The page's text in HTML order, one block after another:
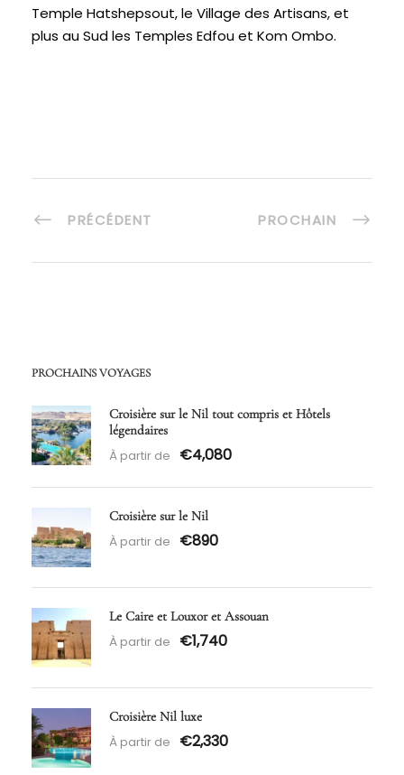
Temple Hatshepsout, le Village des Artisans, et
plus au Sud les Temples Edfou et Kom Ombo.
PRÉCÉDENT PROCHAIN
PROCHAINS VOYAGES
Croisière sur le Nil tout compris et Hôtels
légendaires
À partir de €4,080
Croisière sur le Nil
À partir de €890
Le Caire et Louxor et Assouan
À partir de €1,740
Croisière Nil luxe
À partir de €2,330